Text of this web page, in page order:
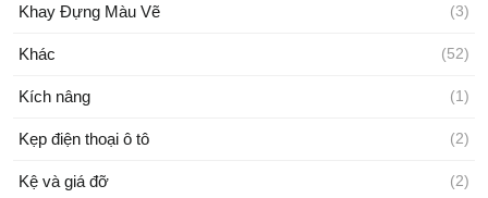
Khay Đựng Màu Vẽ (3)
Khác (52)
Kích nâng (1)
Kẹp điện thoại ô tô (2)
Kệ và giá đỡ (2)